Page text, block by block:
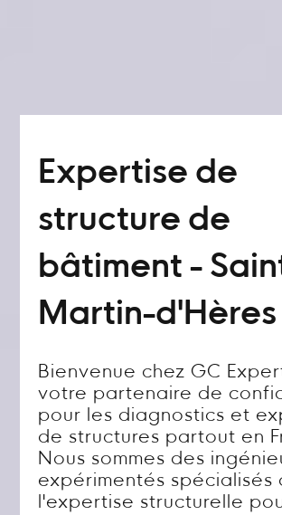
Expertise de
structure de
bâtiment -
Martin-d'Hères
Bienvenue chez GC
votre partenaire de
pour les diagnostics et
de structures partout en
Nous sommes des
expérimentés spécialisés
l'expertise structurelle